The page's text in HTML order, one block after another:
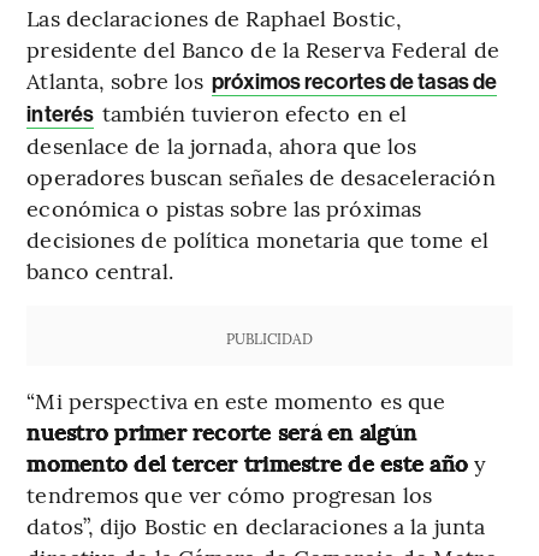
Las declaraciones de Raphael Bostic,
presidente del Banco de la Reserva Federal de
Atlanta, sobre los próximos recortes de tasas de
interés también tuvieron efecto en el
desenlace de la jornada, ahora que los
operadores buscan señales de desaceleración
económica o pistas sobre las próximas
decisiones de política monetaria que tome el
banco central.
PUBLICIDAD
“Mi perspectiva en este momento es que
nuestro primer recorte será en algún
momento del tercer trimestre de este añoy
tendremos que ver cómo progresan los
datos”, dijo Bostic en declaraciones a la junta